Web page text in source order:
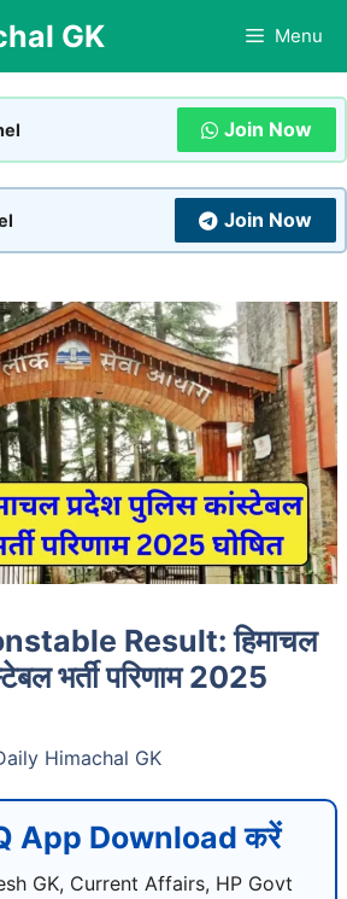
GK Menu
Join Now
Join Now
Result: हिमाचल
भर्ती परिणाम 2025
Himachal GK
App Download करें
GK, Current Affairs, HP Govt